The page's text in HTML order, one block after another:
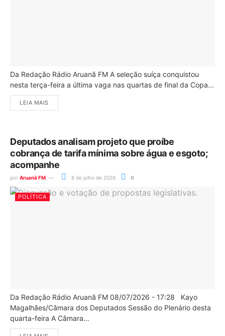
Da Redação Rádio Aruanã FM A seleção suíça conquistou
nesta terça-feira a última vaga nas quartas de final da Copa...
LEIA MAIS
Deputados analisam projeto que proíbe
cobrança de tarifa mínima sobre água e esgoto;
acompanhe
por Aruanã FM 8 de julho de 2026 0
POLÍTICA
Da Redação Rádio Aruanã FM 08/07/2026 - 17:28 Kayo
Magalhães/Câmara dos Deputados Sessão do Plenário desta
quarta-feira A Câmara...